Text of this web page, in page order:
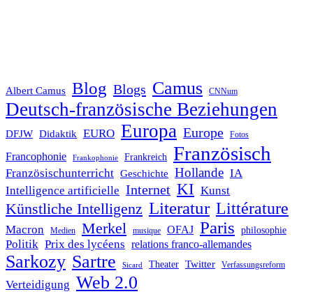
Albert Camus Blog Blogs Camus CNNum
Deutsch-französische Beziehungen
DFJW Didaktik EURO Europa Europe Fotos
Francophonie Frankophonie Frankreich Französisch
Französischunterricht Geschichte Hollande IA
Intelligence artificielle Internet KI Kunst
Künstliche Intelligenz Literatur Littérature
Macron Medien Merkel musique OFAJ Paris philosophie
Politik Prix des lycéens relations franco-allemandes
Sarkozy Sartre Sicard Theater Twitter Verfassungsreform
Verteidigung Web 2.0